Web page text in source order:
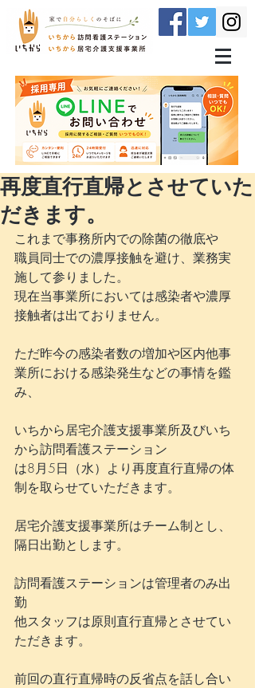
再度直行直帰とさせていた
だきます。
これまで事務所内での除菌の徹底や
職員同士での濃厚接触を避け、業務実
施して参りました。
現在当事業所においては感染者や濃厚
接触者は出ておりません。
ただ昨今の感染者数の増加や区内他事
業所における感染発生などの事情を鑑
み、
いちから居宅介護支援事業所及びいち
から訪問看護ステーション
は8月5日（水）より再度直行直帰の体
制を取らせていただきます。
居宅介護支援事業所はチーム制とし、
隔日出勤とします。
訪問看護ステーションは管理者のみ出
勤
他スタッフは原則直行直帰とさせてい
ただきます。
前回の直行直帰時の反省点を話し合い